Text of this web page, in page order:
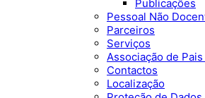
Publicações
Pessoal Não
Parceiros
Serviços
Associação de
Contactos
Localização